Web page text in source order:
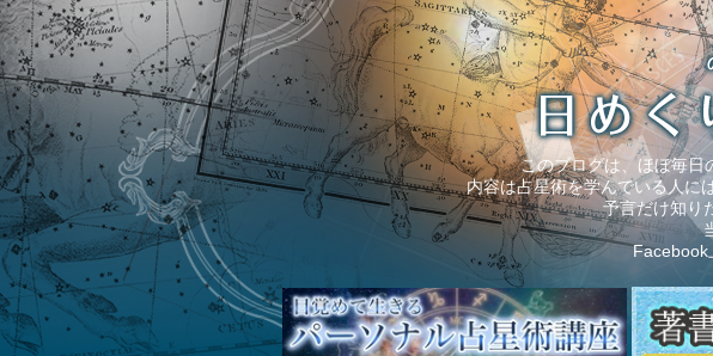
このブログは、ほぼ毎日
内容は占星術を学んでいる人に
予言だけ知り
Facebook